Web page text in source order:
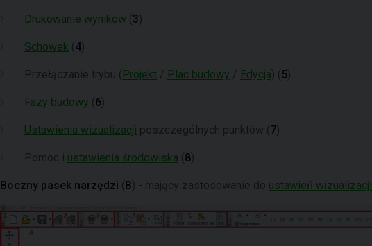
Drukowanie wyników ( 3)
Schowek ( 4)
Przełączanie trybu ( Projekt / Plac budowy / Edycja) ( 5)
Fazy budowy ( 6)
Ustawienia wizualizacji poszczególnych punktów ( 7)
Pomoc i ustawienia środowiska ( 8)
Boczny pasek narzędzi ( B) - mający zastosowanie do ustawień wizualizacji